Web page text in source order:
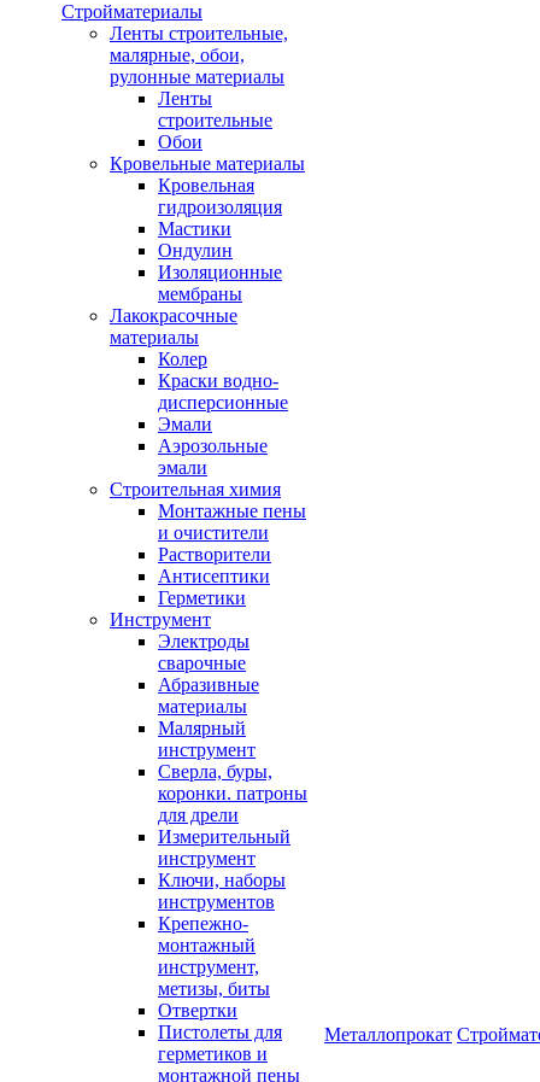
Стройматериалы
Ленты строительные,
малярные, обои,
рулонные материалы
Ленты
строительные
Обои
Кровельные материалы
Кровельная
гидроизоляция
Мастики
Ондулин
Изоляционные
мембраны
Лакокрасочные
материалы
Колер
Краски водно-
дисперсионные
Эмали
Аэрозольные
эмали
Строительная химия
Монтажные пены
и очистители
Растворители
Антисептики
Герметики
Инструмент
Электроды
сварочные
Абразивные
материалы
Малярный
инструмент
Сверла, буры,
коронки. патроны
для дрели
Измерительный
инструмент
Ключи, наборы
инструментов
Крепежно-
монтажный
инструмент,
метизы, биты
Отвертки
Пистолеты для
герметиков и
монтажной пены
Металлопрокат